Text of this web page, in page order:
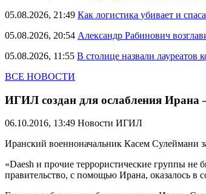
05.08.2026, 21:49 Как логистика убивает и
05.08.2026, 20:54 Александр Рабинович
05.08.2026, 11:55 В столице назвали
ВСЕ НОВОСТИ
ИГИЛ создан для ослабления
06.10.2016, 13:49 Новости ИГИЛ
Иранский военноначальник Касем Сулеймани
«Daesh и прочие террористические группы
правительство, с помощью Ирана, оказалось в